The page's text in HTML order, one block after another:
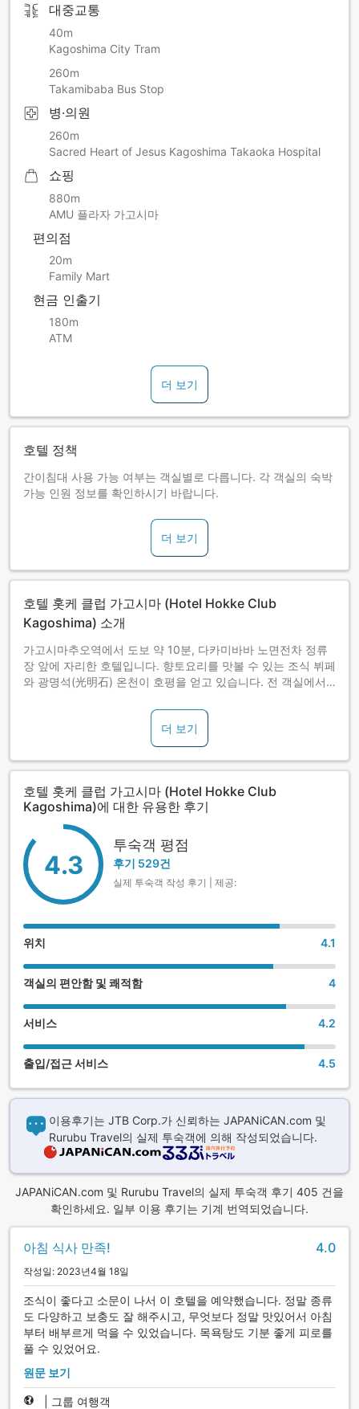
대중교통
40m
Kagoshima City Tram
260m
Takamibaba Bus Stop
병·의원
260m
Sacred Heart of Jesus Kagoshima Takaoka Hospital
쇼핑
880m
AMU 플라자 가고시마
편의점
20m
Family Mart
현금 인출기
180m
ATM
더 보기
호텔 정책
간이침대 사용 가능 여부는 객실별로 다릅니다. 각 객실의 숙박
가능 인원 정보를 확인하시기 바랍니다.
더 보기
호텔 홋케 클럽 가고시마 (Hotel Hokke Club
Kagoshima) 소개
가고시마추오역에서 도보 약 10분, 다카미바바 노면전차 정류
장 앞에 자리한 호텔입니다. 향토요리를 맛볼 수 있는 조식 뷔페
와 광명석(光明石) 온천이 호평을 얻고 있습니다. 전 객실에서
더 보기
호텔 홋케 클럽 가고시마 (Hotel Hokke Club
Kagoshima)에 대한 유용한 후기
4.3
투숙객 평점
후기 529건
실제 투숙객 작성 후기 | 제공:
위치 4.1
객실의 편안함 및 쾌적함 4
서비스 4.2
출입/접근 서비스 4.5
이용후기는 JTB Corp.가 신뢰하는 JAPANiCAN.com 및
Rurubu Travel의 실제 투숙객에 의해 작성되었습니다.
JAPANiCAN.com 및 Rurubu Travel의 실제 투숙객 후기 405 건을
확인하세요. 일부 이용 후기는 기계 번역되었습니다.
아침 식사 만족! 4.0
작성일: 2023년4월 18일
조식이 좋다고 소문이 나서 이 호텔을 예약했습니다. 정말 종류
도 다양하고 보충도 잘 해주시고, 무엇보다 정말 맛있어서 아침
부터 배부르게 먹을 수 있었습니다. 목욕탕도 기분 좋게 피로를
풀 수 있었어요.
원문 보기
그룹 여행객